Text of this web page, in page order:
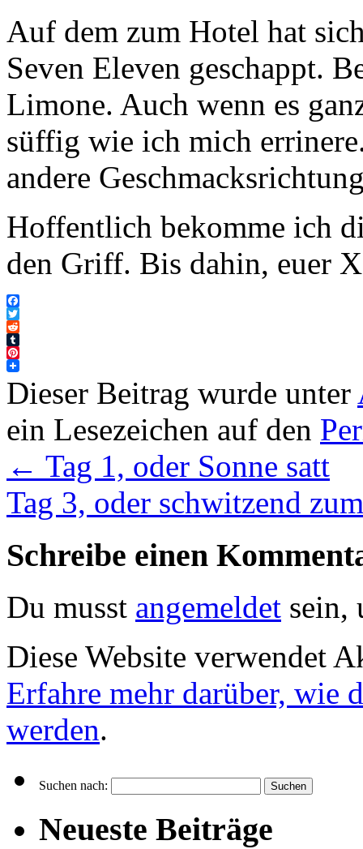
Auf dem zum Hotel hat
Seven Eleven geschappt.
Limone. Auch wenn es
süffig wie ich mich
andere
Hoffentlich bekomme ich
den Griff. Bis dahin, euer
Facebook
Twitter
Reddit
Tumblr
Pinterest
Dieser Beitrag wurde unter
ein Lesezeichen auf den
← Tag 1, oder Sonne satt
Tag 3, oder schwitzend
Schreibe einen
Du musst angemeldet sein,
Diese Website verwendet
Erfahre mehr darüber, wie
werden.
Suchen nach:
Neueste Beiträge